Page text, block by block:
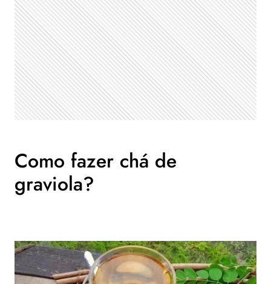
Como fazer chá de
graviola?